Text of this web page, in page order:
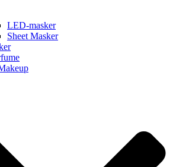
LED-masker
Sheet Masker